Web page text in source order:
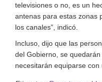
televisiones o no, es un
antenas para estas zonas
los canales”, indicó.
Incluso, dijo que las
del Gobierno, se
necesitarán equiparse con